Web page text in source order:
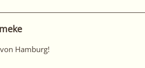
Hamburg!